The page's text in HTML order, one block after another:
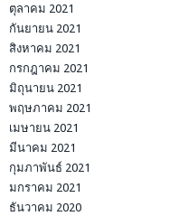
ตุลาคม 2021
กันยายน 2021
สิงหาคม 2021
กรกฎาคม 2021
มิถุนายน 2021
พฤษภาคม 2021
เมษายน 2021
มีนาคม 2021
กุมภาพันธ์ 2021
มกราคม 2021
ธันวาคม 2020